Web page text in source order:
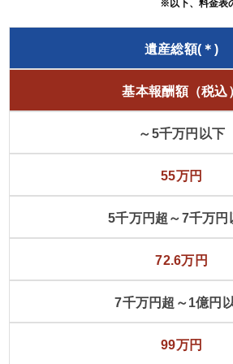
※以下、料金表
遺産総額(＊)
基本報酬額（税込
～5千万円以下
55万円
5千万円超～7千万円
72.6万円
7千万円超～1億円
99万円